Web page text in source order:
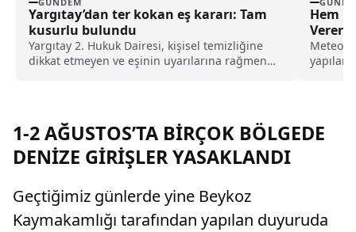
Yargıtay’dan ter kokan eş kararı: Tam
kusurlu bulundu
Yargıtay 2. Hukuk Dairesi, kişisel temizliğine
dikkat etmeyen ve eşinin uyarılarına rağmen
lira tazminat ödemesine karar verildi.
Hem
yapılan
1-2 AĞUSTOS’TA BİRÇOK BÖLGEDE
DENİZE GİRİŞLER YASAKLANDI
Geçtiğimiz günlerde yine Beykoz
Kaymakamlığı tarafından yapılan duyuruda